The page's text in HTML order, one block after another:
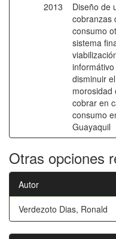
2013
Diseño de
cobranzas
consumo
sistema
disminuir
morosidad
cobrar en
consumo
Guayaquil
Otras opciones
Autor
Verdezoto Dias, Ronald